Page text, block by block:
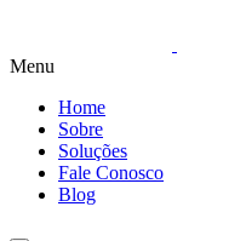
Menu
Home
Sobre
Soluções
Fale Conosco
Blog